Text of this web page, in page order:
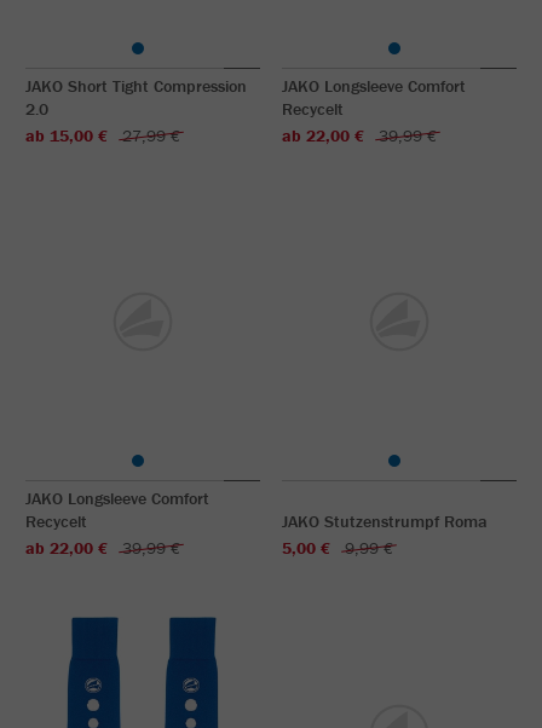
JAKO Short Tight Compression
2.0
ab 15,00 €
27,99 €
JAKO Longsleeve Comfort
Recycelt
ab 22,00 €
39,99 €
JAKO Longsleeve Comfort
Recycelt
ab 22,00 €
39,99 €
JAKO Stutzenstrumpf Roma
5,00 €
9,99 €